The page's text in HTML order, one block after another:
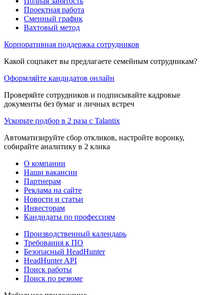
Проектная работа
Сменный график
Вахтовый метод
Корпоративная поддержка сотрудников
Какой соцпакет вы предлагаете семейным сотрудникам?
Оформляйте кандидатов онлайн
Проверяйте сотрудников и подписывайте кадровые
документы без бумаг и личных встреч
Ускорьте подбор в 2 раза с Talantix
Автоматизируйте сбор откликов, настройте воронку,
собирайте аналитику в 2 клика
О компании
Наши вакансии
Партнерам
Реклама на сайте
Новости и статьи
Инвесторам
Кандидаты по профессиям
Производственный календарь
Требования к ПО
Безопасный HeadHunter
HeadHunter API
Поиск работы
Поиск по резюме